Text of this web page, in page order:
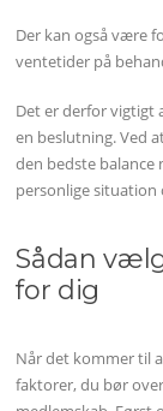
Der kan også være
ventetider på
Det er derfor
en beslutning. Ved
den bedste balance
personlige situation
Sådan
for dig
Når det kommer til
faktorer, du bør